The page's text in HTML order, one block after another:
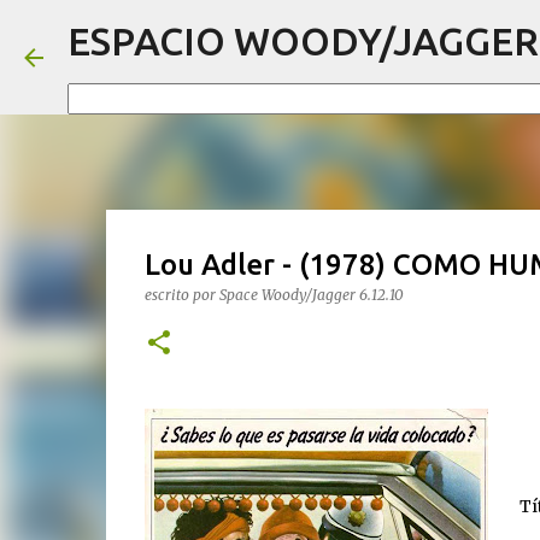
ESPACIO WOODY/JAGGER
Lou Adler - (1978) COMO
escrito por Space Woody/Jagger 6.12.10